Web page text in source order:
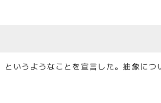
いうようなことを宣言した。抽象につ